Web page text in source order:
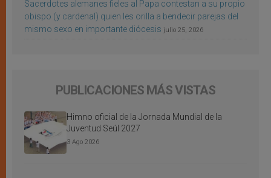
Sacerdotes alemanes fieles al Papa contestan a su propio
obispo (y cardenal) quien les orilla a bendecir parejas del
mismo sexo en importante diócesis julio 25, 2026
PUBLICACIONES MÁS VISTAS
Himno oficial de la Jornada Mundial de la
Juventud Seúl 2027
3 Ago 2026